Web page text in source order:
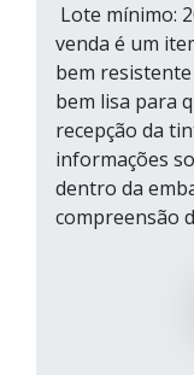
Lote mínimo:
venda é um
bem
bem lisa para
recepção da
informações
dentro da
compreensão